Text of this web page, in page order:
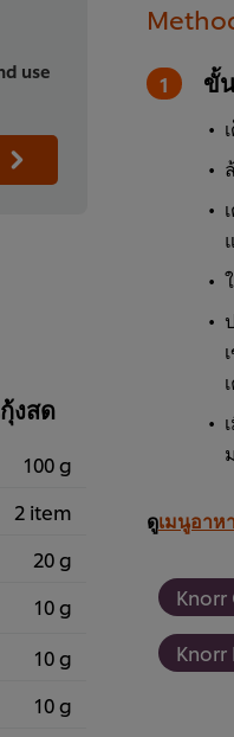
use
งสด
100 g
2 item
20 g
10 g
10 g
10 g
ขั้
ดูเมนูอาห
Knorr
Knorr